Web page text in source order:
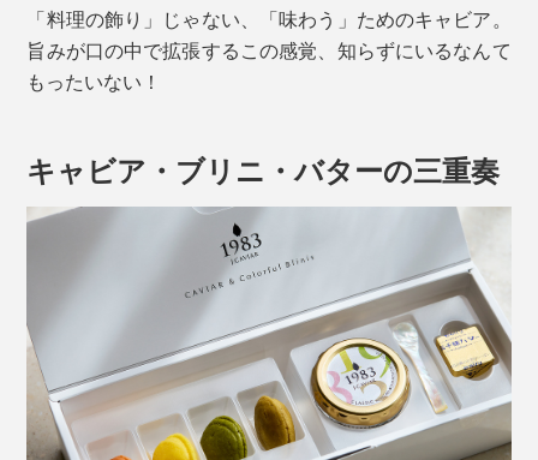
「料理の飾り」じゃない、「味わう」ためのキャビア。
旨みが口の中で拡張するこの感覚、知らずにいるなんて
もったいない！
キャビア・ブリニ・バターの三重奏